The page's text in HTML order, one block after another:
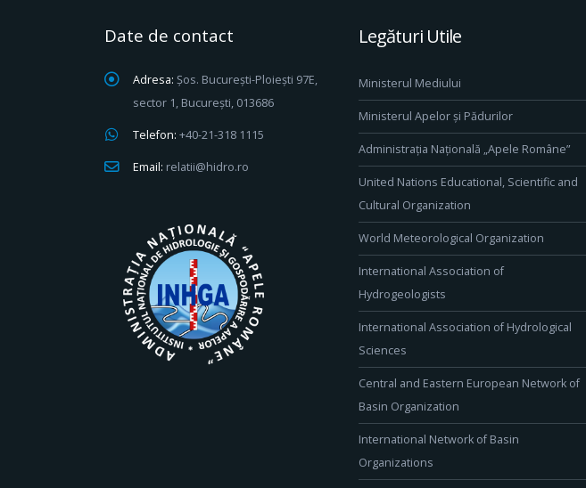
Date de contact
Adresa: Șos. București-Ploiești 97E,
sector 1, București, 013686
Telefon: +40-21-318 1115
Email: relatii@hidro.ro
Legături Utile
Ministerul Mediului
Ministerul Apelor și Pădurilor
Administrația Națională „Apele Române”
United Nations Educational, Scientific and
Cultural Organization
World Meteorological Organization
International Association of
Hydrogeologists
International Association of Hydrological
Sciences
Central and Eastern European Network of
Basin Organization
International Network of Basin
Organizations